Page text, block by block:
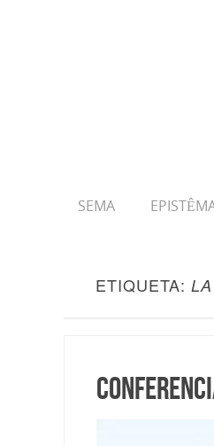
SEMA
ETIQUETA: